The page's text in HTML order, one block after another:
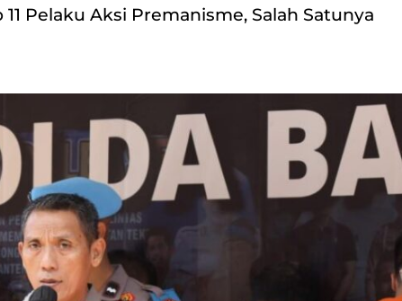
Pelaku Aksi Premanisme, Salah Satunya